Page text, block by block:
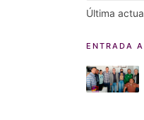
Última
de
ENTRADA